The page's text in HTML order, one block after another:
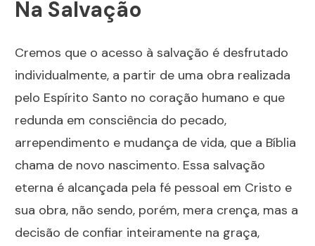
Na Salvação
Cremos que o acesso à salvação é desfrutado
individualmente, a partir de uma obra realizada
pelo Espírito Santo no coração humano e que
redunda em consciência do pecado,
arrependimento e mudança de vida, que a Bíblia
chama de novo nascimento. Essa salvação
eterna é alcançada pela fé pessoal em Cristo e
sua obra, não sendo, porém, mera crença, mas a
decisão de confiar inteiramente na graça,